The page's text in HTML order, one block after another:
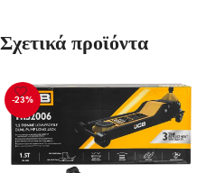
Σχετικά προϊόντα
-23%